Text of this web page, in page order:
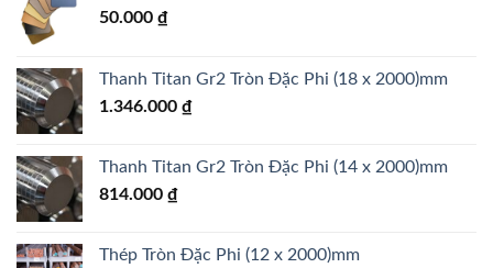
50.000 ₫
Thanh Titan Gr2 Tròn Đặc Phi (18 x 2000)mm
1.346.000 ₫
Thanh Titan Gr2 Tròn Đặc Phi (14 x 2000)mm
814.000 ₫
Thép Tròn Đặc Phi (12 x 2000)mm